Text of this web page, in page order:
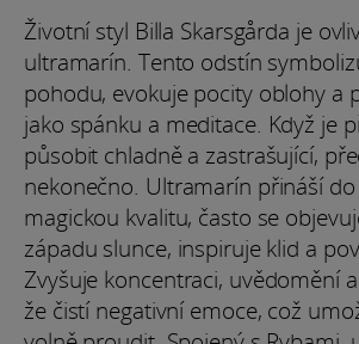
Životní styl Billa Skarsgårda je
ultramarín. Tento odstín
pohodu, evokuje pocity oblohy a
jako spánku a meditace. Když je
působit chladně a zastrašující,
nekonečno. Ultramarín přináší
magickou kvalitu, často se
západu slunce, inspiruje klid a
Zvyšuje koncentraci, uvědomění
že čistí negativní emoce, což